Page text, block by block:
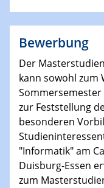
Bewerbung
Der
kann sowohl zum
zur Feststellung
besonderen
"Informatik" am
Duisburg-Essen
zum